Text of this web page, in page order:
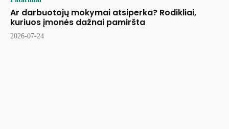
Ar darbuotojų mokymai atsiperka? Rodikliai,
kuriuos įmonės dažnai pamiršta
2026-07-24